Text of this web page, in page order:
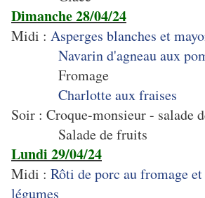
Dimanche 28/04/24
Midi : Asperges blanches et
Navarin d'agneau aux
Fromage
Charlotte aux fraises
Soir : Croque-monsieur - salade
Salade de fruits
Lundi 29/04/24
Midi : Rôti de porc au fromage et
légumes